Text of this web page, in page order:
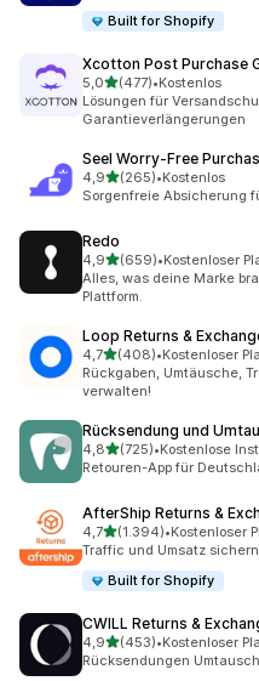
Built for Shopify
Xcotton Post Purchase
5,0von 5 Sternen
(477)
477 Rezensionen insgesamt
•Kostenlos
Lösungen für
Garantieverlängerungen
Seel Worry‑Free
4,9von 5 Sternen
(265)
265 Rezensionen insgesamt
•Kostenlos
Sorgenfreie Absicherung
Redo
4,9von 5 Sternen
(659)
659 Rezensionen
•Kostenloser
Alles, was deine Marke
Plattform.
Loop Returns &
4,7von 5 Sternen
(408)
408 Rezensionen
•Kostenloser
Rückgaben, Umtäusche,
verwalten!
Rücksendung und
4,8von 5 Sternen
(725)
725 Rezensionen
•Kostenlose
Retouren-App für
AfterShip Returns &
4,7von 5 Sternen
(1.394)
1394 Rezensionen
•Kostenloser
Traffic und Umsatz
Built for Shopify
CWILL Returns &
4,9von 5 Sternen
(453)
453 Rezensionen
•Kostenloser
Rücksendungen